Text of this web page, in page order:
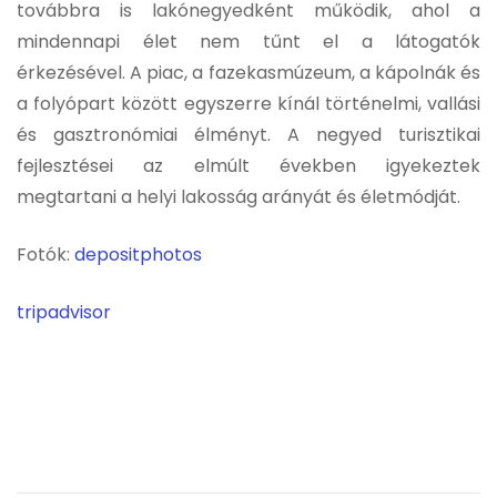
továbbra is lakónegyedként működik, ahol a
mindennapi élet nem tűnt el a látogatók
érkezésével. A piac, a fazekasmúzeum, a kápolnák és
a folyópart között egyszerre kínál történelmi, vallási
és gasztronómiai élményt. A negyed turisztikai
fejlesztései az elmúlt években igyekeztek
megtartani a helyi lakosság arányát és életmódját.
Fotók: depositphotos
tripadvisor